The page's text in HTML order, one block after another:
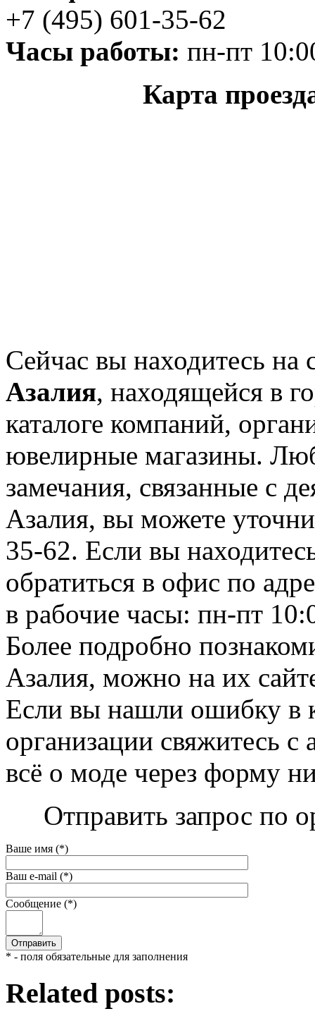
+7 (495) 601-35-62
Часы работы: пн-пт
Карта
Сейчас вы находитесь на
Азалия, находящейся в
каталоге компаний,
ювелирные магазины.
замечания, связанные с
Азалия, вы можете
35-62. Если вы
обратиться в офис по
в рабочие часы: пн-пт
Более подробно
Азалия, можно на их
Если вы нашли ошибку в
организации свяжитесь
всё о моде через форму
Отправить запрос по
Ваше имя (*)
Ваш e-mail (*)
Сообщение (*)
* - поля обязательные для заполнения
Related posts: